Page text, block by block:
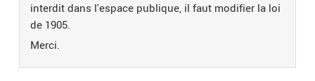
interdit dans l'espace publique, il faut modifier la loi
de 1905.
Merci.